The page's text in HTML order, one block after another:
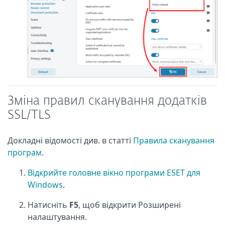
Зміна правил сканування додатків
SSL/TLS
Докладні відомості див. в статті Правила сканування
програм.
Відкрийте головне вікно програми ESET для
Windows.
Натисніть F5, щоб відкрити Розширені
налаштування.